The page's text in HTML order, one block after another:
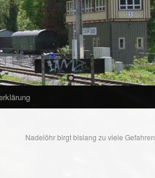
Nadelöhr birgt bislang zu viele Gefahren